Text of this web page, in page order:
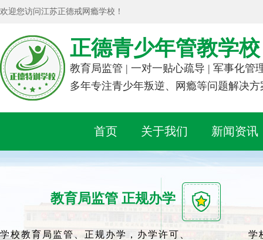
欢迎您访问江苏正德戒网瘾学校！
正德青少年管教学校
教育局监管 | 一对一贴心疏导 | 军事化管
多年专注青少年叛逆、网瘾等问题解决方
首页 关于我们 新闻资讯
教育局监管 正规办学
学校教育局监管、正规办学，办学许可、
学